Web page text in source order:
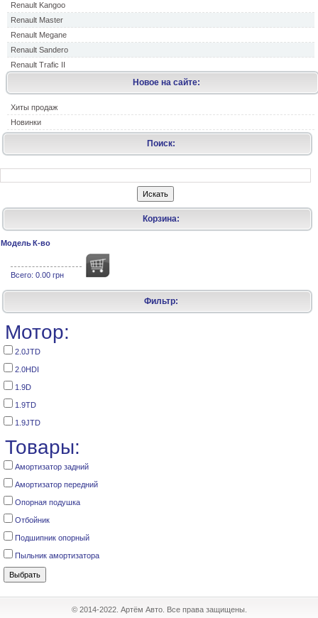
Renault Kangoo
Renault Master
Renault Megane
Renault Sandero
Renault Trafic II
Новое на сайте:
Хиты продаж
Новинки
Поиск:
Корзина:
Модель К-во
Всего: 0.00 грн
Фильтр:
Мотор:
2.0JTD
2.0HDI
1.9D
1.9TD
1.9JTD
Товары:
Амортизатор задний
Амортизатор передний
Опорная подушка
Отбойник
Подшипник опорный
Пыльник амортизатора
© 2014-2022. Артём Авто. Все права защищены.